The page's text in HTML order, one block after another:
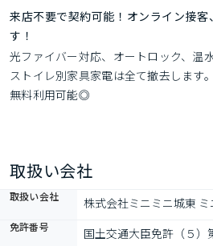
来店不要で契約可能！オンライン接客
す！
光ファイバー対応、オートロック、温
ストイレ別家具家電は全て撤去します
無料利用可能◎
取扱い会社
取扱い会社 株式会社ミニミニ城東
免許番号 国土交通大臣免許（５）